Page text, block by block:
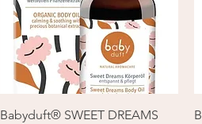
Schnellansicht
Babyduft® SWEET DREAMS